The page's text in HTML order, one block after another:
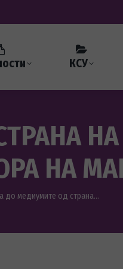
КСУ
НА
до медиумите од страна…